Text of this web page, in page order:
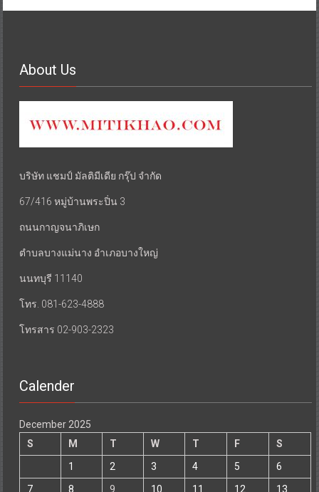
About Us
บริษัท แชมป์ มัลติมีเดีย กรุ๊ป จำกัด
67/416 หมู่บ้านพระปิ่น 3
ถนนกาญจนาภิเษก
ตำบลบางแม่นาง อำเภอบางใหญ่
นนทบุรี 11140
โทร. 081-623-4888
โทรสาร 02-903-2323
Calender
December 2025
S
M T W T F
S
1
2 3 4 5
6
7
8 9 10 11 12 13